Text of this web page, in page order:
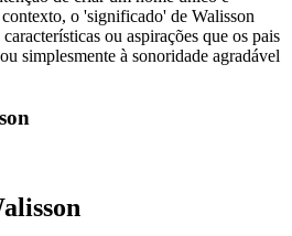
o 'significado' de Walisson
ou aspirações que os pais
simplesmente à sonoridade agradável